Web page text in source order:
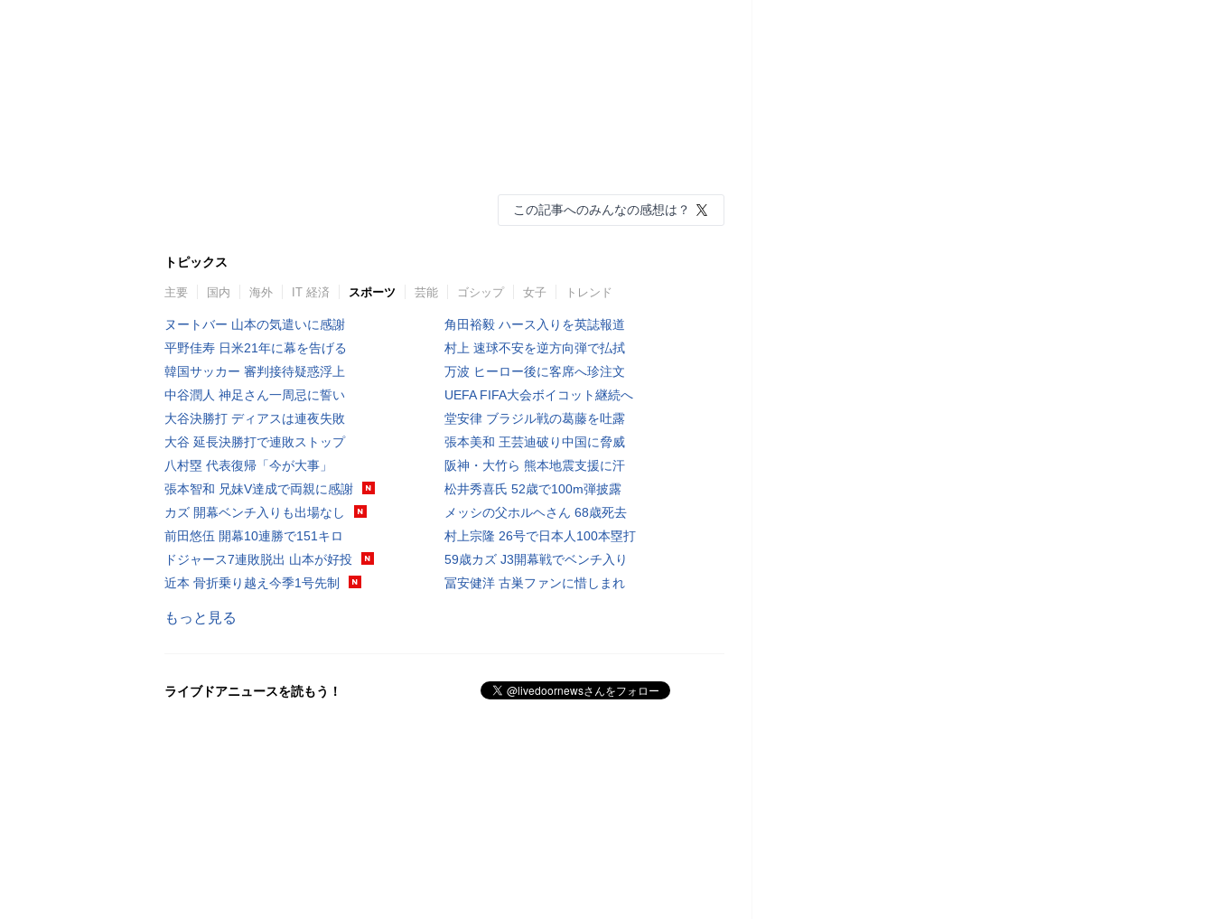
この記事へのみんなの感想は？
トピックス
主要 国内 海外 IT 経済 スポーツ 芸能 ゴシップ 女子 トレンド
ヌートバー 山本の気遣いに感謝
平野佳寿 日米21年に幕を告げる
韓国サッカー 審判接待疑惑浮上
中谷潤人 神足さん一周忌に誓い
大谷決勝打 ディアスは連夜失敗
大谷 延長決勝打で連敗ストップ
八村塁 代表復帰「今が大事」
張本智和 兄妹V達成で両親に感謝
カズ 開幕ベンチ入りも出場なし
前田悠伍 開幕10連勝で151キロ
ドジャース7連敗脱出 山本が好投
近本 骨折乗り越え今季1号先制
角田裕毅 ハース入りを英誌報道
村上 速球不安を逆方向弾で払拭
万波 ヒーロー後に客席へ珍注文
UEFA FIFA大会ボイコット継続へ
堂安律 ブラジル戦の葛藤を吐露
張本美和 王芸迪破り中国に脅威
阪神・大竹ら 熊本地震支援に汗
松井秀喜氏 52歳で100m弾披露
メッシの父ホルヘさん 68歳死去
村上宗隆 26号で日本人100本塁打
59歳カズ J3開幕戦でベンチ入り
冨安健洋 古巣ファンに惜しまれ
もっと見る
ライブドアニュースを読もう！